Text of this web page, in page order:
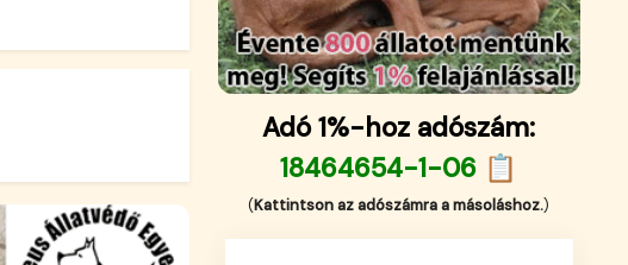
Adó 1%-hoz adószám:
18464654-1-06 📋
(Kattintson az adószámra a másoláshoz.)